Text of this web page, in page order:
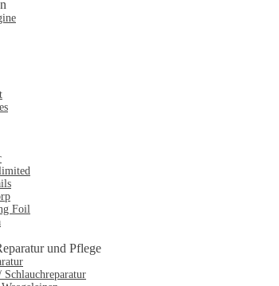
Foil
und Pflege
Schlauchreparatur